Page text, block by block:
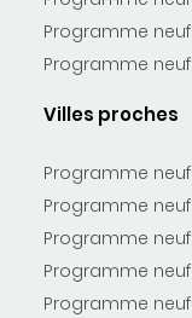
Programme neuf
Programme neuf
Villes proches
Programme neuf
Programme neuf
Programme neuf
Programme neuf
Programme